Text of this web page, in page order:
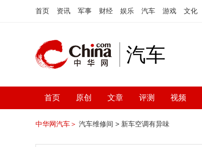
首页 资讯 军事 财经 娱乐 汽车 游戏 文化
汽车
首页 原创 文章 评测 视频
中华网汽车＞ 汽车维修间 > 新车空调有异味